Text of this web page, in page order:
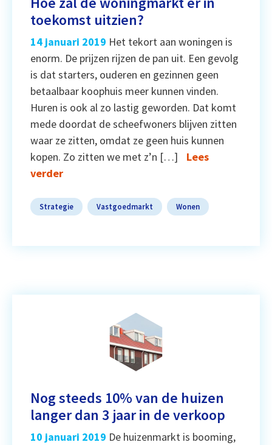
toekomst uitzien?
14 januari 2019 Het tekort aan woningen is
enorm. De prijzen rijzen de pan uit. Een gevolg
is dat starters, ouderen en gezinnen geen
betaalbaar koophuis meer kunnen vinden.
Huren is ook al zo lastig geworden. Dat komt
mede doordat de scheefwoners blijven zitten
waar ze zitten, omdat ze geen huis kunnen
kopen. Zo zitten we met z’n […]
Lees
verder
Strategie Vastgoedmarkt Wonen
Nog steeds 10% van de huizen
langer dan 3 jaar in de verkoop
10 januari 2019 De huizenmarkt is booming,